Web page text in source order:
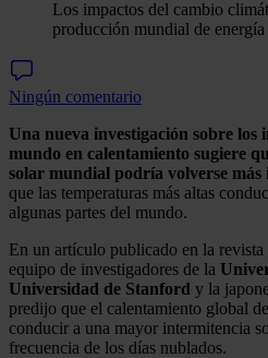
Los impactos del cambio
producción mundial de energía
Ningún comentario
Una nueva investigación sobre los
mundo en calentamiento sugiere
solar mundial podría volverse
que las temperaturas más altas
algunas partes del mundo.
En un artículo publicado en la
equipo de investigadores de la
Universidad de Stanford y la
predijo que el calentamiento global
conducir a una mayor intermitencia
frecuencia de los días nublados.